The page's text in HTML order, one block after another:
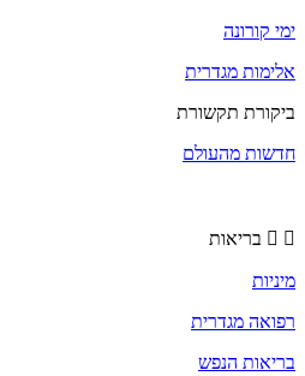
ימי קורונה
אלימות מגדרית
ביקורת תקשורת
חדשות מהעולם
בריאות
מיניות
רפואה מגדרית
בריאות הנפש